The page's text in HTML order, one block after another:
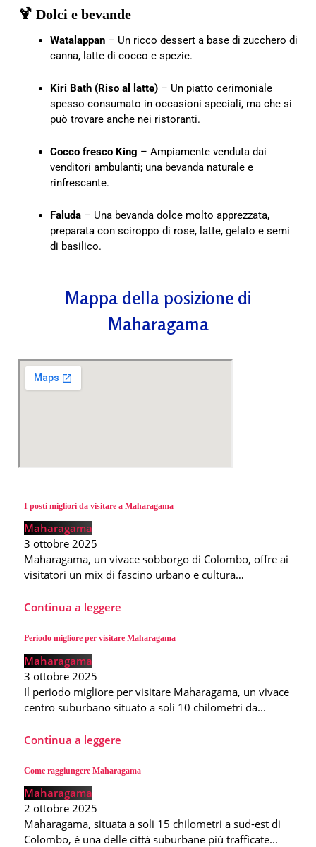
🍹 Dolci e bevande
Watalappan – Un ricco dessert a base di zucchero di
canna, latte di cocco e spezie.
Kiri Bath (Riso al latte) – Un piatto cerimoniale
spesso consumato in occasioni speciali, ma che si
può trovare anche nei ristoranti.
Cocco fresco King – Ampiamente venduta dai
venditori ambulanti; una bevanda naturale e
rinfrescante.
Faluda – Una bevanda dolce molto apprezzata,
preparata con sciroppo di rose, latte, gelato e semi
di basilico.
Mappa della posizione di
Maharagama
I posti migliori da visitare a Maharagama
Maharagama
3 ottobre 2025
Maharagama, un vivace sobborgo di Colombo, offre ai
visitatori un mix di fascino urbano e cultura…
Continua a leggere
Periodo migliore per visitare Maharagama
Maharagama
3 ottobre 2025
Il periodo migliore per visitare Maharagama, un vivace
centro suburbano situato a soli 10 chilometri da...
Continua a leggere
Come raggiungere Maharagama
Maharagama
2 ottobre 2025
Maharagama, situata a soli 15 chilometri a sud-est di
Colombo, è una delle città suburbane più trafficate...